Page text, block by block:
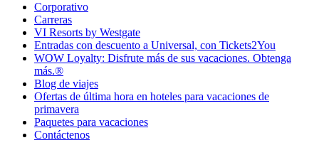
Corporativo
Carreras
VI Resorts by Westgate
Entradas con descuento a Universal, con Tickets2You
WOW Loyalty: Disfrute más de sus vacaciones. Obtenga
más.®
Blog de viajes
Ofertas de última hora en hoteles para vacaciones de
primavera
Paquetes para vacaciones
Contáctenos